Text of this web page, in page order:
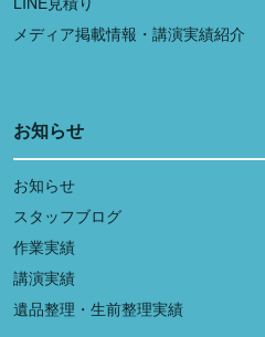
メディア掲載情報・講演実績紹介
お知らせ
お知らせ
スタッフブログ
作業実績
講演実績
遺品整理・生前整理実績